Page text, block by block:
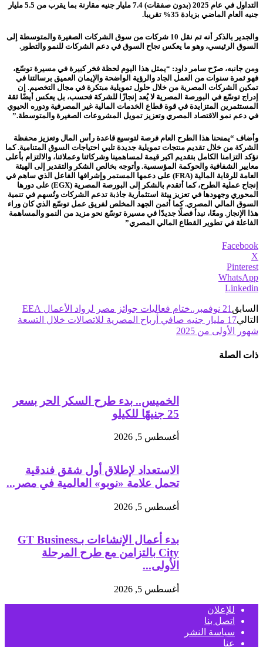
التداول في عام 2025 (بدون صفقات) 7.4 مليار جنيه مقارنة بما يقرب من 5.5 مليار
جنيه العام الماضي بزيادة 35% تقريبا.
والجدير بالذكر أنه تم نقل 10 شركات من سوق الشركات الصغيرة والمتوسطة إلى
السوق الرئيسي، وهو ما يعكس نجاح السوق في دعم الشركات للنمو والتطور.
ومن جانبه، صرّح سامر داود: “يمثل هذا اليوم لحظة فخر كبيرة في مسيرة توسّع،
فهو ثمرة سنوات من العمل الجاد والرؤية الواضحة والإيمان العميق برسالتنا في
تمكين الشركات المصرية من خلال حلول تمويلية مبتكرة في مجال التخصيم. إن
إدراج توسّع في البورصة المصرية لا يُعد إنجازًا للشركة فحسب، بل يعكس أيضًا ثقة
المستثمرين المتزايدة في قوة قطاع الخدمات المالية غير المصرفية ودوره الحيوي
في دعم نمو الاقتصاد المصري وتعزيز تمويل المشروعات الصغيرة والمتوسطة.”
وأضاف “يمنحنا هذا الطرح العام فرصة لتوسيع قاعدة رأس المال وتعزيز محفظة
الشركة من خلال تقديم منتجات تمويلية جديدة تلبي احتياجات السوق المتنامية. كما
نؤكد التزامنا الكامل بتقديم اكبر قيمة لمساهمينا وشركائنا وعملائنا، والالتزام بأعلى
معايير الشفافية والحوكمة المؤسسية. وأتوجه بخالص الشكر والتقدير إلى الهيئة
العامة للرقابة المالية (FRA) على دعمها المستمر وإشرافها الفاعل الذي ساهم في
إنجاح عملية الطرح، كما أتقدم بالشكر إلى البورصة المصرية (EGX) على دورها
المحوري وجهودها في تعزيز بيئة استثمارية جاذبة تدعم الشركات وتُسهم في تنمية
السوق المالي المصري. كما أُثمن الجهد المخلص لفريق عمل توسّع الذي كان وراء
هذا الإنجاز. ومعًا، نبدأ فصلًا جديدًا في مسيرة توسّع نحو مزيد من النمو والمساهمة
الفاعلة في تطوير القطاع المالي المصري”
Facebook
X
Pinterest
WhatsApp
Linkedin
السابق 21 نوفمبر..ختام فعاليات جوائز مصر لرواد الأعمال EEA
التالي
17 مليار جنيه صافي أرباح المصرية للاتصالات خلال التسعة
شهور الأولى من 2025
ذات الصلة
الخميس.. بدء طرح السكر الحر بسعر
25 جنيهًا للكيلو
أغسطس 5, 2026
الاستعداد لإطلاق أول شقق فندقية
تحمل علامة «نوبو» العالمية في مصر...
أغسطس 5, 2026
بدء أعمال الإنشاءات بـGT Business
City بالتزامن مع طرح المرحلة
الأولى...
أغسطس 5, 2026
للإعلان
اتصل بنا
سياسة النشر
عنا